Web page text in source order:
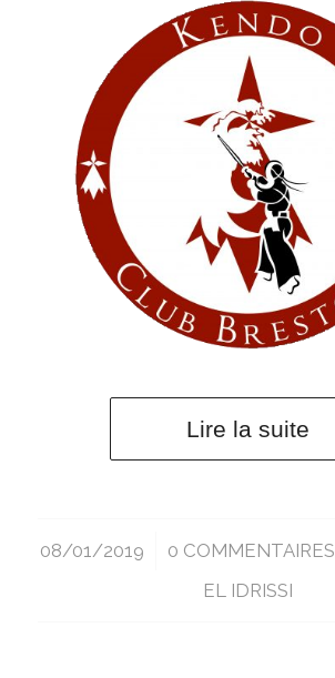
Lire la suite
08/01/2019
/ 0 COMMENTAIRES
/
EL IDRISSI